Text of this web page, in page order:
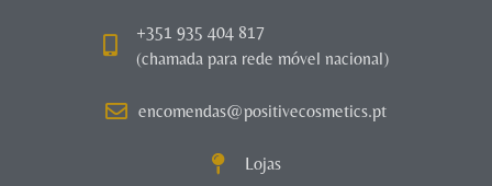
+351 935 404 817
(chamada para rede móvel nacional)
encomendas@positivecosmetics.pt
Lojas